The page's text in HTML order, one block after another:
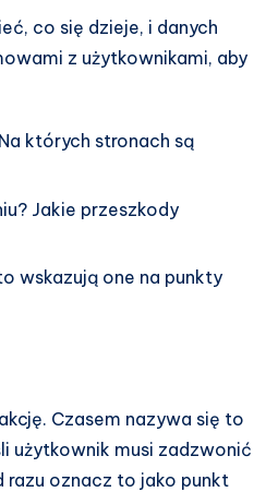
co się dzieje, i danych
z użytkownikami, aby
których stronach są
Jakie przeszkody
wskazują one na punkty
Czasem nazywa się to
użytkownik musi zadzwonić
razu oznacz to jako punkt